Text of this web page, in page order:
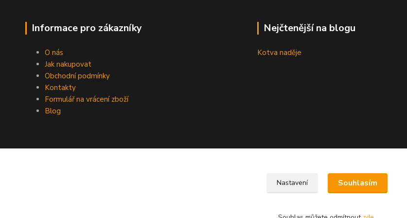
Informace pro zákazníky
O nás
Jak nakupovat
Obchodní podmínky
Kontakty
Formulář na vrácení zboží
Blog
Nejčtenější na blogu
Kotva naděje
Nastavení Souhlasím